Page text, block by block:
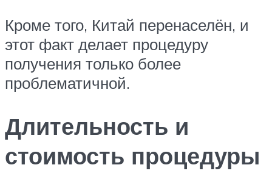
Кроме того, Китай перенаселён, и
этот факт делает процедуру
получения только более
проблематичной.
Длительность и
стоимость процедуры